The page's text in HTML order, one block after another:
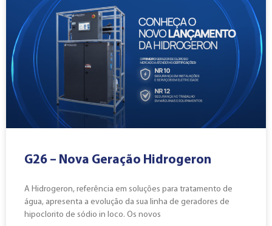
G26 – Nova Geração Hidrogeron
A Hidrogeron, referência em soluções para tratamento de
água, apresenta a evolução da sua linha de geradores de
hipoclorito de sódio in loco. Os novos